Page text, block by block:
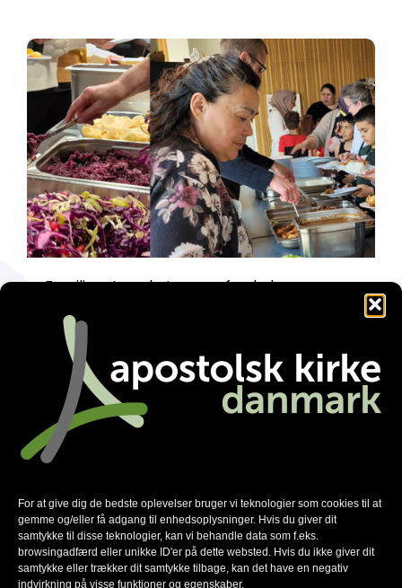
For at give dig de bedste oplevelser bruger vi teknologier som cookies til at
gemme og/eller få adgang til enhedsoplysninger. Hvis du giver dit
samtykke til disse teknologier, kan vi behandle data som f.eks.
browsingadfærd eller unikke ID'er på dette websted. Hvis du ikke giver dit
samtykke eller trækker dit samtykke tilbage, kan det have en negativ
indvirkning på visse funktioner og egenskaber.
Familienetværket gør en forskel
Københavns Frikirke flytter ind i